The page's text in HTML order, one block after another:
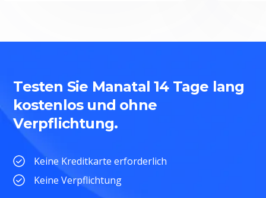
Testen Sie Manatal 14 Tage lang
kostenlos und ohne
Verpflichtung.
Keine Kreditkarte erforderlich
Keine Verpflichtung